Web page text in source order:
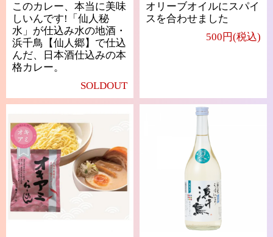
このカレー、本当に美味
しいんです!「仙人秘
水」が仕込み水の地酒・
浜千鳥【仙人郷】で仕込
んだ、日本酒仕込みの本
格カレー。
SOLDOUT
オリーブオイルにスパイ
スを合わせました
500円(税込)